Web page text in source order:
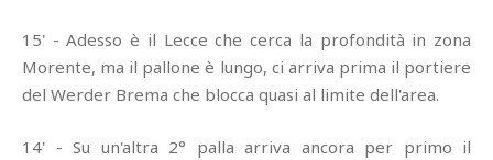
15' - Adesso è il Lecce che cerca la profondità in zona
Morente, ma il pallone è lungo, ci arriva prima il portiere
del Werder Brema che blocca quasi al limite dell'area.
14' - Su un'altra 2° palla arriva ancora per primo il